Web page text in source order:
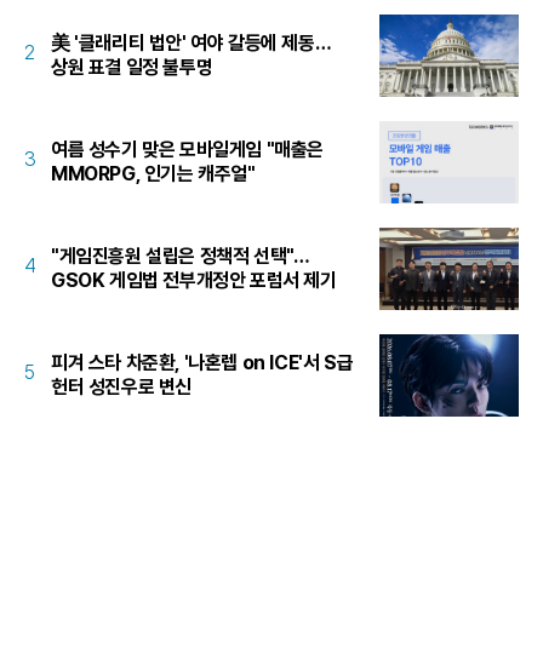
2
美 '클래리티 법안' 여야 갈등에 제동…
상원 표결 일정 불투명
3
여름 성수기 맞은 모바일게임 "매출은
MMORPG, 인기는 캐주얼"
4
"게임진흥원 설립은 정책적 선택"…
GSOK 게임법 전부개정안 포럼서 제기
5
피겨 스타 차준환, '나혼렙 on ICE'서 S급
헌터 성진우로 변신